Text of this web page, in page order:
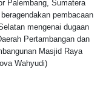
Palembang, Sumatera
pembacaan
mengenai dugaan
Pertambangan dan
Masjid Raya
Wahyudi)